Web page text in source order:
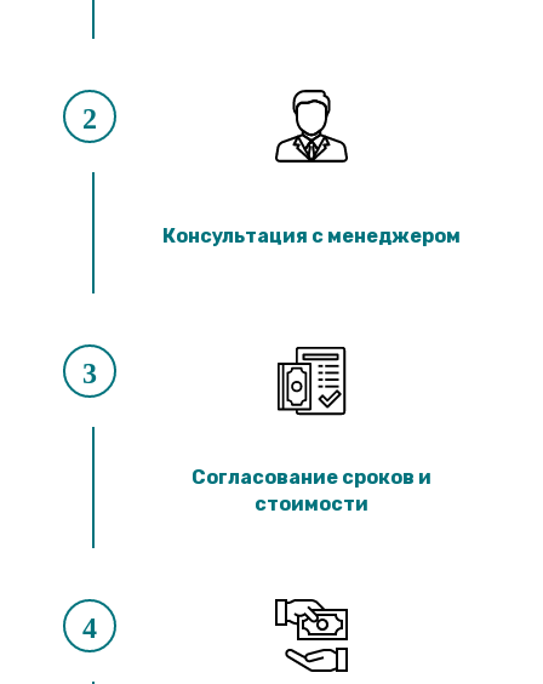
2
Консультация с менеджером
3
Согласование сроков и
стоимости
4